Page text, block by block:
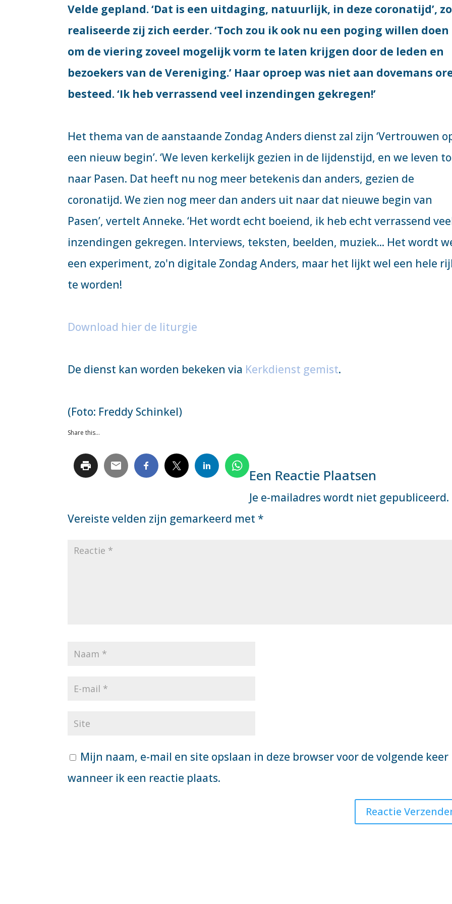
Velde gepland. ‘Dat is een uitdaging, natuurlijk, in deze coronatijd’, zo
realiseerde zij zich eerder. ‘Toch zou ik ook nu een poging willen doen
om de viering zoveel mogelijk vorm te laten krijgen door de leden en
bezoekers van de Vereniging.’ Haar oproep was niet aan dovemans
besteed. ‘Ik heb verrassend veel inzendingen gekregen!’
Het thema van de aanstaande Zondag Anders dienst zal zijn ‘Vertrouwen
een nieuw begin’. ‘We leven kerkelijk gezien in de lijdenstijd, en we leven
naar Pasen. Dat heeft nu nog meer betekenis dan anders, gezien de
coronatijd. We zien nog meer dan anders uit naar dat nieuwe begin van
Pasen’, vertelt Anneke. ‘Het wordt echt boeiend, ik heb echt verrassend
inzendingen gekregen. Interviews, teksten, beelden, muziek... Het wordt
een experiment, zo'n digitale Zondag Anders, maar het lijkt wel een hele
te worden!
Download hier de liturgie
De dienst kan worden bekeken via Kerkdienst gemist.
(Foto: Freddy Schinkel)
Share this...
Een Reactie Plaatsen
Je e-mailadres wordt niet gepubliceerd.
Vereiste velden zijn gemarkeerd met *
Mijn naam, e-mail en site opslaan in deze browser voor de volgende keer
wanneer ik een reactie plaats.